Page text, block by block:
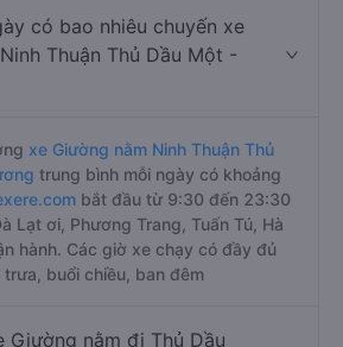
có bao nhiêu chuyến xe
Thuận Thủ Dầu Một -
xe Giường nằm Ninh Thuận Thủ
trung bình mỗi ngày có khoảng
bắt đầu từ 9:30 đến 23:30
Lạt ơi, Phương Trang, Tuấn Tú, Hà
hành. Các giờ xe chạy có đầy đủ
buổi chiều, ban đêm
Giường nằm đi Thủ Dầu